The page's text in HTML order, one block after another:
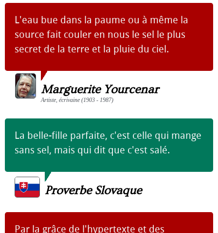
L'eau bue dans la paume ou à même la
source fait couler en nous le sel le plus
secret de la terre et la pluie du ciel.
Marguerite Yourcenar
Artiste, écrivaine (1903 - 1987)
La belle-fille parfaite, c'est celle qui mange
sans sel, mais qui dit que c'est salé.
Proverbe Slovaque
Par la grâce de l'hypertexte et des